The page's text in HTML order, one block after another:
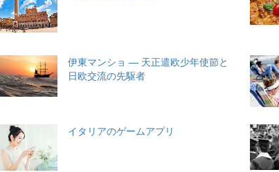
伊東マンショ ― 天正遣欧少年使節と
日欧交流の先駆者
イタリアのゲームアプリ